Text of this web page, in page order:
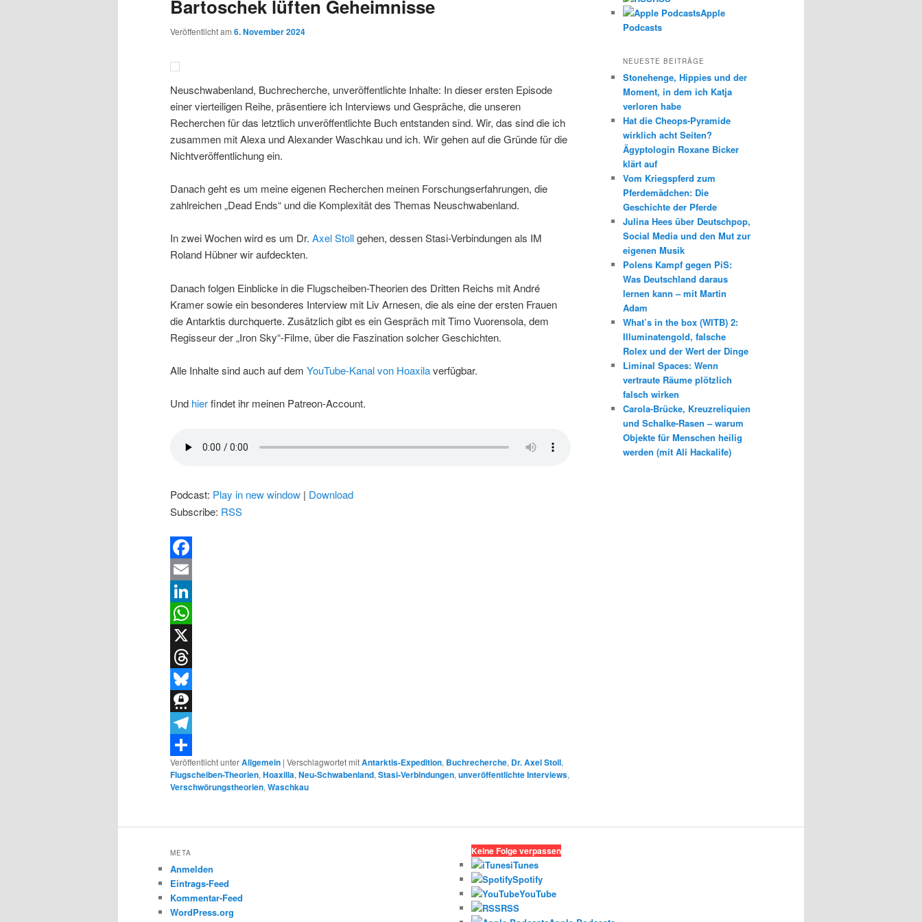
Bartoschek lüften Geheimnisse
Veröffentlicht am 6. November 2024
Neuschwabenland, Buchrecherche, unveröffentlichte Inhalte: In dieser ersten Episode
einer vierteiligen Reihe, präsentiere ich Interviews und Gespräche, die unseren
Recherchen für das letztlich unveröffentlichte Buch entstanden sind. Wir, das sind die ich
zusammen mit Alexa und Alexander Waschkau und ich. Wir gehen auf die Gründe für die
Nichtveröffentlichung ein.
Danach geht es um meine eigenen Recherchen meinen Forschungserfahrungen, die
zahlreichen „Dead Ends“ und die Komplexität des Themas Neuschwabenland.
In zwei Wochen wird es um Dr. Axel Stollgehen, dessen Stasi-Verbindungen als IM
Roland Hübner wir aufdeckten.
Danach folgen Einblicke in die Flugscheiben-Theorien des Dritten Reichs mit André
Kramer sowie ein besonderes Interview mit Liv Arnesen, die als eine der ersten Frauen
die Antarktis durchquerte. Zusätzlich gibt es ein Gespräch mit Timo Vuorensola, dem
Regisseur der „Iron Sky“-Filme, über die Faszination solcher Geschichten.
Alle Inhalte sind auch auf dem YouTube-Kanal von Hoaxilaverfügbar.
Und hierfindet ihr meinen Patreon-Account.
Podcast: Play in new window | Download
Subscribe: RSS
Facebook
Email
LinkedIn
WhatsApp
X
Threads
Bluesky
Threema
Telegram
Teilen
Veröffentlicht unterAllgemein | Verschlagwortet mitAntarktis-Expedition, Buchrecherche, Dr. Axel Stoll,
Flugscheiben-Theorien, Hoaxilla, Neu-Schwabenland, Stasi-Verbindungen, unveröffentlichte Interviews,
Verschwörungstheorien, Waschkau
Apple
Podcasts
NEUESTE BEITRÄGE
Stonehenge, Hippies und der
Moment, in dem ich Katja
verloren habe
Hat die Cheops-Pyramide
wirklich acht Seiten?
Ägyptologin Roxane Bicker
klärt auf
Vom Kriegspferd zum
Pferdemädchen: Die
Geschichte der Pferde
Julina Hees über Deutschpop,
Social Media und den Mut zur
eigenen Musik
Polens Kampf gegen PiS:
Was Deutschland daraus
lernen kann – mit Martin
Adam
What’s in the box (WITB) 2:
Illuminatengold, falsche
Rolex und der Wert der Dinge
Liminal Spaces: Wenn
vertraute Räume plötzlich
falsch wirken
Carola-Brücke, Kreuzreliquien
und Schalke-Rasen – warum
Objekte für Menschen heilig
werden (mit Ali Hackalife)
META
Anmelden
Eintrags-Feed
Kommentar-Feed
WordPress.org
Keine Folge verpassen
iTunes
Spotify
YouTube
RSS